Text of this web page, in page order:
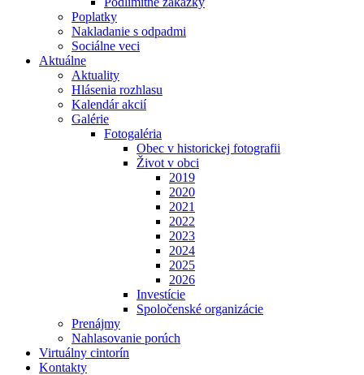
Poplatky
Nakladanie s odpadmi
Sociálne veci
Aktuálne
Aktuality
Hlásenia rozhlasu
Kalendár akcií
Galérie
Fotogaléria
Obec v historickej fotografii
Život v obci
2019
2020
2021
2022
2023
2024
2025
2026
Investície
Spoločenské organizácie
Prenájmy
Nahlasovanie porúch
Virtuálny cintorín
Kontakty